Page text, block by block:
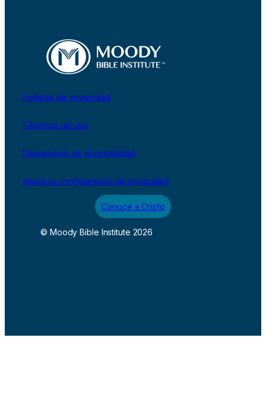
Políticas de privacidad
Términos de uso
Declaración de Accesibilidad
Ajuste su configuración de privacidad
Conoce a Cristo
© Moody Bible Institute 2026